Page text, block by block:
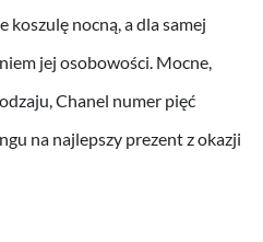
nocną, a dla samej
jej osobowości. Mocne,
Chanel numer pięć
na najlepszy prezent z okazji